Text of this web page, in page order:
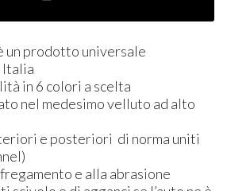
un prodotto universale
Italia
in 6 colori a scelta
nel medesimo velluto ad alto
e posteriori di norma uniti
e alla abrasione